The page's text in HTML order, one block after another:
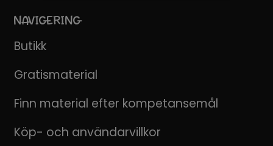
NAVIGERING
Butikk
Gratismaterial
Finn material efter kompetansemål
Köp- och användarvillkor